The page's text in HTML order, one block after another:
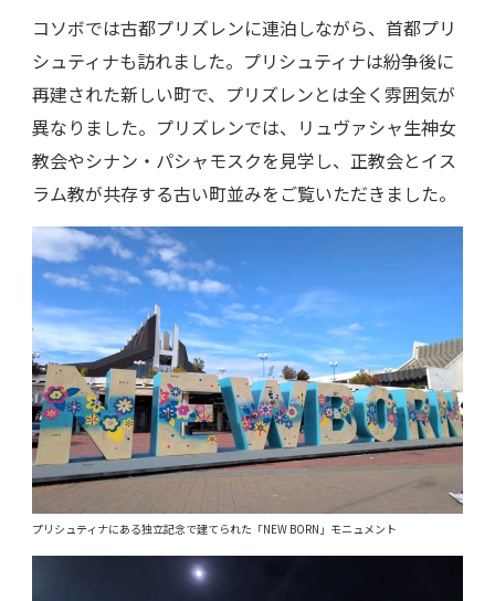
コソボでは古都プリズレンに連泊しながら、首都プリ
シュティナも訪れました。プリシュティナは紛争後に
再建された新しい町で、プリズレンとは全く雰囲気が
異なりました。プリズレンでは、リュヴァシャ生神女
教会やシナン・パシャモスクを見学し、正教会とイス
ラム教が共存する古い町並みをご覧いただきました。
プリシュティナにある独立記念で建てられた「NEW BORN」モニュメント